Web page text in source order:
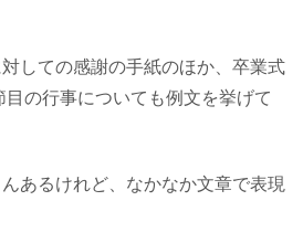
しての感謝の手紙のほか、卒業式
の行事についても例文を挙げて
あるけれど、なかなか文章で表現